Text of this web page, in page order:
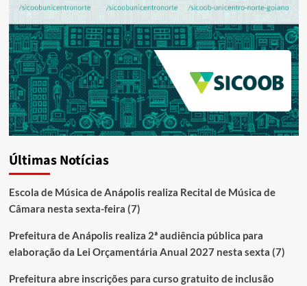
Últimas Notícias
Escola de Música de Anápolis realiza Recital de Música de
Câmara nesta sexta-feira (7)
Prefeitura de Anápolis realiza 2ª audiência pública para
elaboração da Lei Orçamentária Anual 2027 nesta sexta (7)
Prefeitura abre inscrições para curso gratuito de inclusão